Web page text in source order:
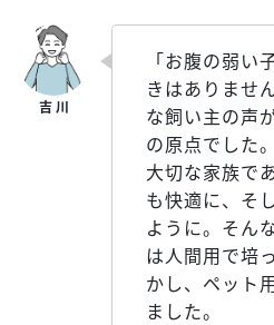
「お腹の弱い
きはありませ
な飼い主の声
の原点でした。
大切な家族で
も快適に、そ
ように。そん
は人間用で培
かし、ペット
ました。